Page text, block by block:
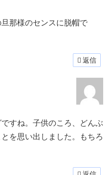
那様のセンスに脱帽で
返信
すね。子供のころ、どんぶ
を思い出しました。もちろ